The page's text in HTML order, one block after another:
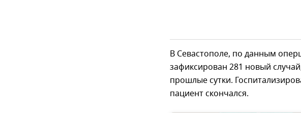
В Севастополе, по данным
зафиксирован 281 новый
прошлые сутки.
пациент скончался.